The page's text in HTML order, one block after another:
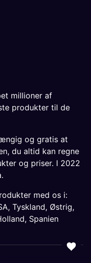
millioner af
produkter til de
og gratis at
du altid kan regne
og priser. I 2022
med os i:
, Tyskland, Østrig,
, Spanien